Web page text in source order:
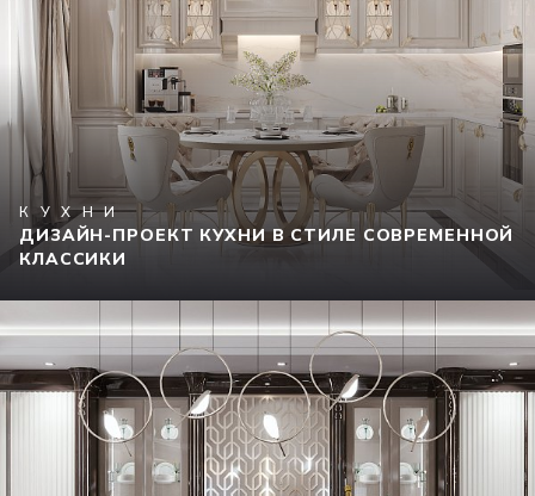
КУХНИ
ДИЗАЙН-ПРОЕКТ КУХНИ В СТИЛЕ СОВРЕМЕННОЙ
КЛАССИКИ